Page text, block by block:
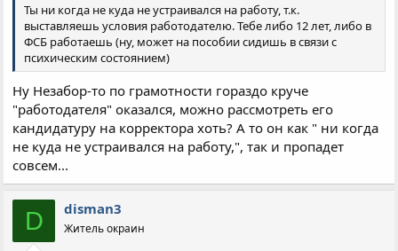
Ты ни когда не куда не устраивался на работу, т.к.
выставляешь условия работодателю. Тебе либо 12 лет, либо в
ФСБ работаешь (ну, может на пособии сидишь в связи с
психическим состоянием)
Ну Незабор-то по грамотности гораздо круче
"работодателя" оказался, можно рассмотреть его
кандидатуру на корректора хоть? А то он как " ни когда
не куда не устраивался на работу,", так и пропадет
совсем...
D disman3
Житель окраин